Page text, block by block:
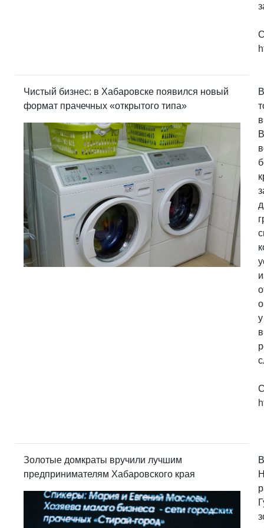
Чистый бизнес: в Хабаровске появился новый
формат прачечных «открытого типа»
Золотые домкраты вручили лучшим
предпринимателям Хабаровского края